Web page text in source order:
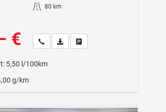
Kilometerstand 80 km
€ Wir rufen Sie an
Fahrzeugexposé (PDF)
Fahrzeug parken
5,50 l/100km
g/km